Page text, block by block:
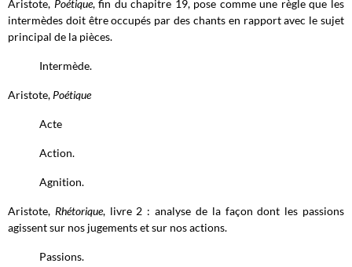
Aristote, Poétique, fin du chapitre 19, pose comme une règle que les
intermèdes doit être occupés par des chants en rapport avec le sujet
principal de la pièces.
Intermède.
Aristote, Poétique
Acte
Action.
Agnition.
Aristote, Rhétorique, livre 2 : analyse de la façon dont les passions
agissent sur nos jugements et sur nos actions.
Passions.